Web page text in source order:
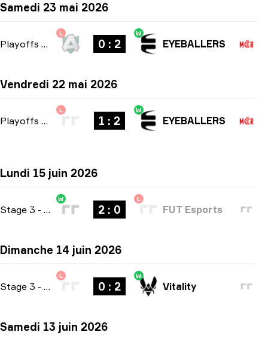
Samedi 23 mai 2026
Playoffs bo3
L
0 : 2
W
EYEBALLERS
Vendredi 22 mai 2026
Playoffs
L
1 : 2
W
EYEBALLERS
Lundi 15 juin 2026
Stage 3 - bo3
W
2 : 0
L
FUT Esports
Dimanche 14 juin 2026
Stage 3 - bo3
L
0 : 2
W
Vitality
Samedi 13 juin 2026